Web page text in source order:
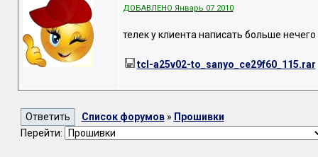
ДОБАВЛЕНО Январь 07 2010
телек у клиента написать больше
tcl-a25v02-to_sanyo_ce29f60_115.rar
Список форумов» Прошивки
Перейти: